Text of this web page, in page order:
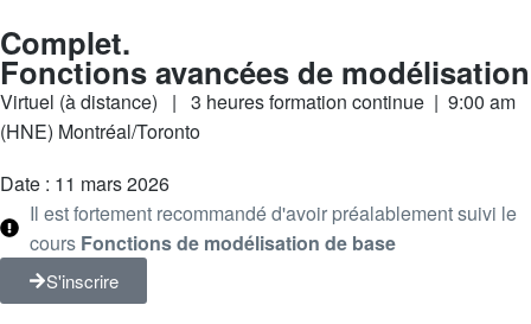
Complet.
Fonctions avancées de modélisation
Virtuel (à distance) | 3 heures formation continue | 9:00 am
(HNE) Montréal/Toronto
Date : 11 mars 2026
Il est fortement recommandé d'avoir préalablement suivi le
cours Fonctions de modélisation de base
S'inscrire